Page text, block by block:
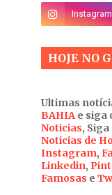
HOJE NO
Ultimas
BAHIA e siga
Noticias, Siga
Noticias de
Instagram,
Linkedin,
Famosas e